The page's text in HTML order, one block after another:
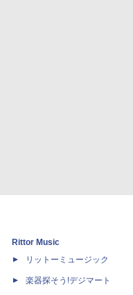
Rittor Music
リットーミュージック
楽器探そう!デジマート